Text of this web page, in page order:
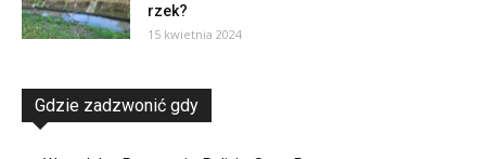
rzek?
15 kwietnia 2024
Gdzie zadzwonić gdy